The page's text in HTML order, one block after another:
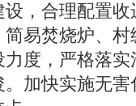
，合理配置
易焚烧炉、
力度，严格落
加快实施无